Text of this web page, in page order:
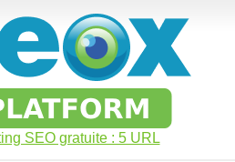
SEO gratuite : 5 URL